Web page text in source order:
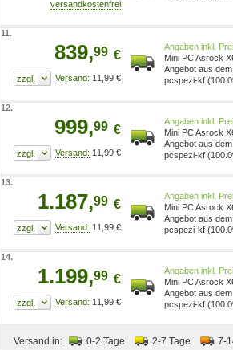
11.
839,99 €
11,99 €
Mini PC Asrock
8600G 16GB
A10GA0W,
Angebot aus
pcspezi-kf
12.
999,99 €
11,99 €
Mini PC Asrock
8600G 32GB
A10GA0W,
Angebot aus
pcspezi-kf
13.
1.187,99 €
11,99 €
Mini PC Asrock
32GB WiFi6E
A10GA0W,
Angebot aus
pcspezi-kf
14.
1.199,99 €
11,99 €
Mini PC Asrock
32GB WiFi6E
A10GA0W,
Angebot aus
pcspezi-kf
Versand in: 0-2 Tage 2-7 Tage 7-